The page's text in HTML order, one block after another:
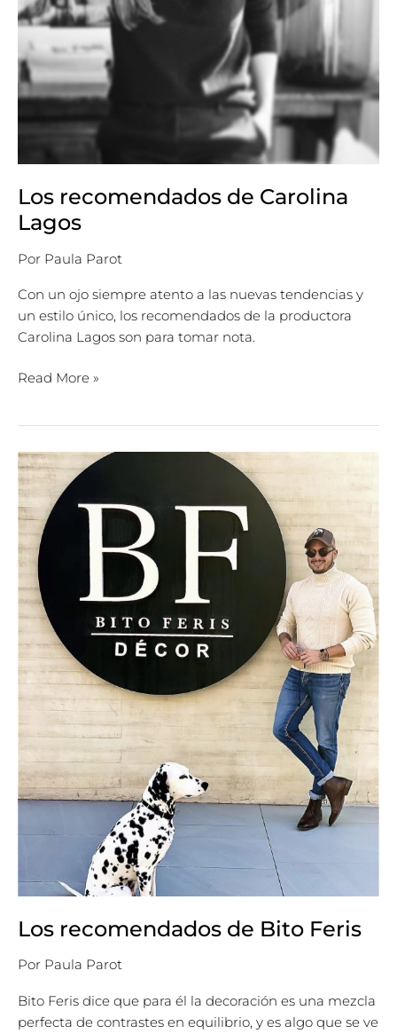
Los recomendados de Carolina
Lagos
Por Paula Parot
Con un ojo siempre atento a las nuevas tendencias y
un estilo único, los recomendados de la productora
Carolina Lagos son para tomar nota.
Read More »
Los recomendados de Bito Feris
Por Paula Parot
Bito Feris dice que para él la decoración es una mezcla
perfecta de contrastes en equilibrio, y es algo que se ve
Los
recomendados
de
Feris